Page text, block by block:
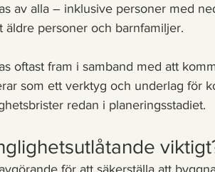
av alla – inklusive personer med
äldre personer och barnfamiljer.
oftast fram i samband med att
som ett verktyg och underlag för
redan i planeringsstadiet.